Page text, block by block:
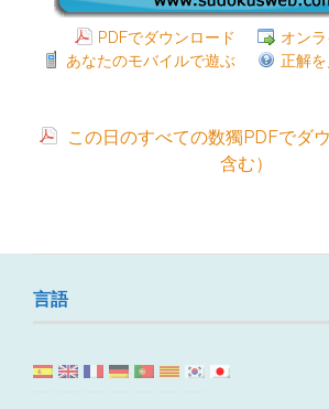
PDFでダウンロード
オン
あなたのモバイルで遊ぶ
正解
この日のすべての数獨PDFでダ
含む）
言語